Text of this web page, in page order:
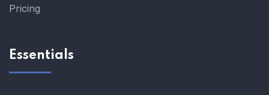
Pricing
Essentials